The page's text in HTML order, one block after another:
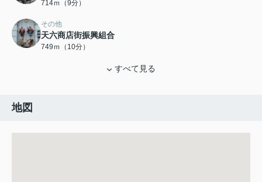
714ｍ（9分）
その他
天六商店街振興組合
749ｍ（10分）
すべて見る
地図